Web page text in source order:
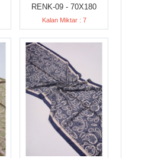
RENK-09 - 70X180
Kalan Miktar : 7